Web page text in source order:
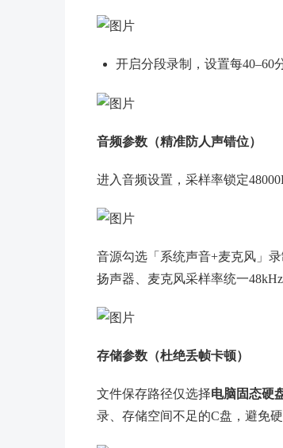
开启分段录制，设置每40–60
音频参数（精准防人声错位）
进入音频设置，采样率锁定
音源勾选「系统声音+麦克风」
扬声器、麦克风采样率统一
存储参数（杜绝丢帧卡顿）
文件保存路径仅选择电脑固态硬
录、存储空间不足的C盘，避免